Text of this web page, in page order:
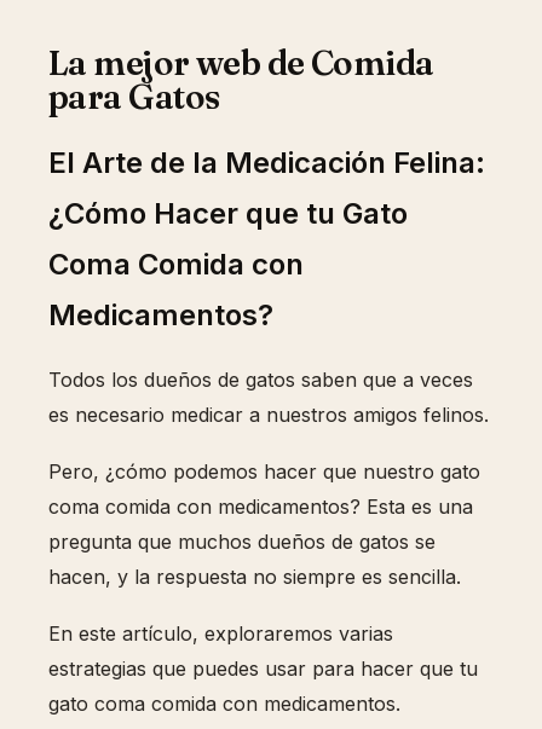
La mejor web de Comida
para Gatos
El Arte de la Medicación Felina:
¿Cómo Hacer que tu Gato
Coma Comida con
Medicamentos?
Todos los dueños de gatos saben que a veces
es necesario medicar a nuestros amigos felinos.
Pero, ¿cómo podemos hacer que nuestro gato
coma comida con medicamentos? Esta es una
pregunta que muchos dueños de gatos se
hacen, y la respuesta no siempre es sencilla.
En este artículo, exploraremos varias
estrategias que puedes usar para hacer que tu
gato coma comida con medicamentos.